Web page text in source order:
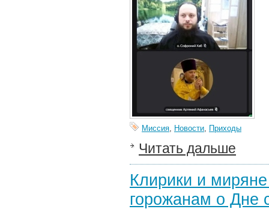
Миссия, Новости, Приходы
Читать дальше
Клирики и
горожанам о Дне